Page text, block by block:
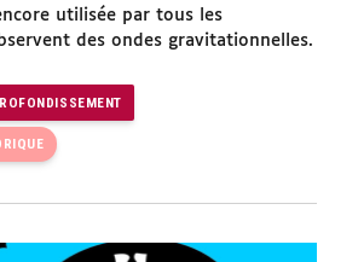
utilisée par tous les
des ondes gravitationnelles.